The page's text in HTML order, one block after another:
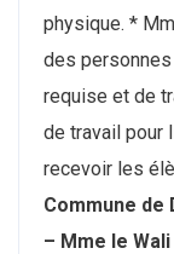
physique. *
des personnes
requise et de
de travail pour
recevoir les
Commune de
– Mme le Wali